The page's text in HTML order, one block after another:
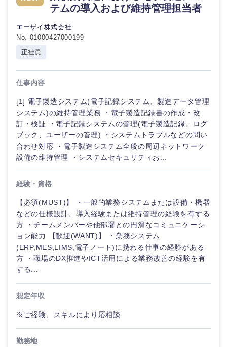
テムの導入および維持管理担当者
エーザイ株式会社
No. 01000427000199
正社員
仕事内容
[1] 電子製造システム(電子記録システム、製造データ管理
システム)の維持管理業務 ・電子製造記録書の作成・改
訂・検証 ・電子記録システムの管理(電子製造記録、ログ
ブック、ユーザーの管理) ・システムトラブルなどの問い
合わせ対応 ・電子製造システム全般の周辺ネットワーク
設備の維持管理 ・システムセキュリティお...
経験・資格
【必須(MUST)】 ・一般的業務システムまたは設備・機器
などの仕様設計、導入経験または維持管理の経験を有する
方 ・チームメンバーや他部署との円滑なコミュニケーシ
ョン能力 【歓迎(WANT)】 ・業務システム
(ERP,MES,LIMS,電子ノート)に携わる仕事の経験がある
方 ・職場のDX推進やICT活用による業務改善の経験を有
する...
想定年収
※ご経験、スキルにより応相談
勤務地